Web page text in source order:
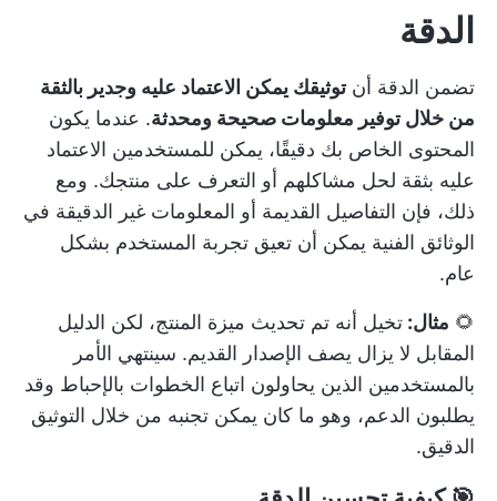
الدقة
تضمن الدقة أنتوثيقك يمكن الاعتماد عليه وجدير بالثقة
من خلال توفير معلومات صحيحة ومحدثة. عندما يكون
المحتوى الخاص بك دقيقًا، يمكن للمستخدمين الاعتماد
عليه بثقة لحل مشاكلهم أو التعرف على منتجك. ومع
ذلك، فإن التفاصيل القديمة أو المعلومات غير الدقيقة في
الوثائق الفنية يمكن أن تعيق تجربة المستخدم بشكل
عام.
🌻 مثال: تخيل أنه تم تحديث ميزة المنتج، لكن الدليل
المقابل لا يزال يصف الإصدار القديم. سينتهي الأمر
بالمستخدمين الذين يحاولون اتباع الخطوات بالإحباط وقد
يطلبون الدعم، وهو ما كان يمكن تجنبه من خلال التوثيق
الدقيق.